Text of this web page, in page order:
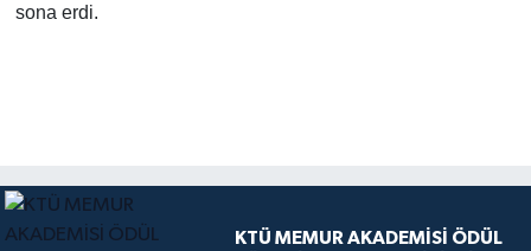
sona erdi.
KTÜ MEMUR AKADEMİSİ ÖDÜL